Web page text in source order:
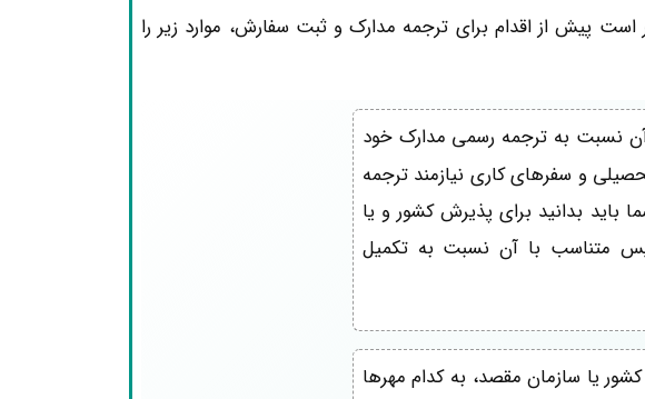
پیش از اقدام برای ترجمه مدارک و ثبت سفارش، موارد زیر را
نسبت به ترجمه رسمی مدارک خود
و سفرهای کاری نیازمند ترجمه
باید بدانید برای پذیرش کشور و یا
متناسب با آن نسبت به تکمیل
یا سازمان مقصد، به کدام مهرها